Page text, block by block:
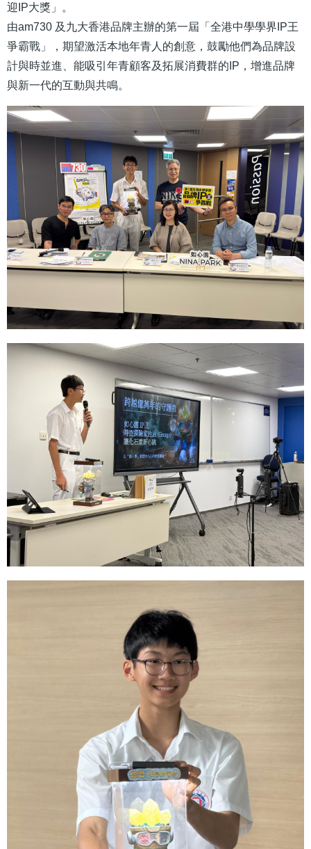
迎IP大獎」。
由am730 及九大香港品牌主辦的第一屆「全港中學學界IP王
爭霸戰」，期望激活本地年青人的創意，鼓勵他們為品牌設
計與時並進、能吸引年青顧客及拓展消費群的IP，增進品牌
與新一代的互動與共鳴。